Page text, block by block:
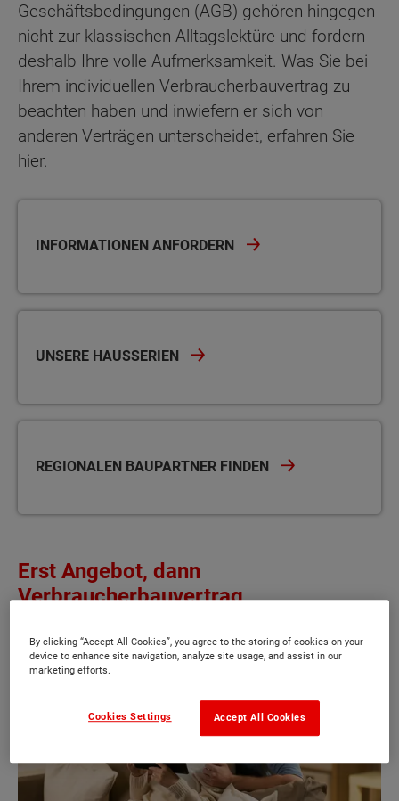
Geschäftsbedingungen (AGB) gehören hingegen
nicht zur klassischen Alltagslektüre und fordern
deshalb Ihre volle Aufmerksamkeit. Was Sie bei
Ihrem individuellen Verbraucherbauvertrag zu
beachten haben und inwiefern er sich von
anderen Verträgen unterscheidet, erfahren Sie
hier.
INFORMATIONEN ANFORDERN
UNSERE HAUSSERIEN
REGIONALEN BAUPARTNER FINDEN
Erst Angebot, dann
Verbraucherbauvertrag
By clicking “Accept All Cookies”, you agree to the storing of cookies on your
device to enhance site navigation, analyze site usage, and assist in our
marketing efforts.
Accept All Cookies
Cookies Settings